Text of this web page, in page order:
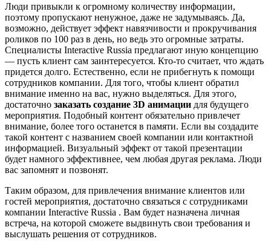
Люди привыкли к огромному количеству информации,
поэтому пропускают ненужное, даже не задумываясь. Да,
возможно, действует эффект навязчивости и прокручивания
роликов по 100 раз в день, но ведь это огромные затраты.
Специалисты Interactive Russia предлагают иную концепцию
— пусть клиент сам заинтересуется. Кто-то считает, что ждать
придется долго. Естественно, если не прибегнуть к помощи
сотрудников компании. Для того, чтобы клиент обратил
внимание именно на вас, нужно выделяться. Для этого,
достаточно заказать создание 3D анимации для будущего
мероприятия. Подобный контент обязательно привлечет
внимание, более того останется в памяти. Если вы создадите
такой контент с названием своей компании или контактной
информацией. Визуальный эффект от такой презентации
будет намного эффективнее, чем любая другая реклама. Люди
вас запомнят и позвонят.
Таким образом, для привлечения внимание клиентов или
гостей мероприятия, достаточно связаться с сотрудниками
компании Interactive Russia . Вам будет назначена личная
встреча, на которой сможете выдвинуть свои требования и
выслушать решения от сотрудников.